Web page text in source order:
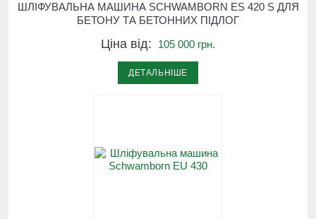
ШЛІФУВАЛЬНА МАШИНА SCHWAMBORN ES 420 S ДЛЯ
БЕТОНУ ТА БЕТОННИХ ПІДЛОГ
Ціна від: 105 000 грн.
ДЕТАЛЬНІШЕ